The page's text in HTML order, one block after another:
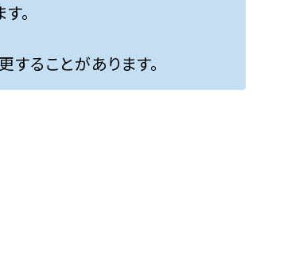
。
ることがあります。